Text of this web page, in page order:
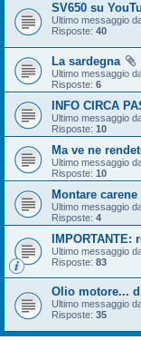
SV650 su
Ultimo messaggio
Risposte: 40
La sardegna
Ultimo messaggio
Risposte: 6
INFO CIRCA
Ultimo messaggio
Risposte: 10
Ma ve ne
Ultimo messaggio
Risposte: 10
Montare carene
Ultimo messaggio
Risposte: 4
Ultimo messaggio
Risposte: 83
Olio motore...
Ultimo messaggio
Risposte: 35